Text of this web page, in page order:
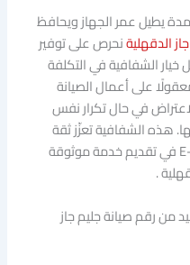
يطيل عمر الجهاز ويحافظ
الدقهليةنحرص على توفير
الشفافية في التكلفة
على أعمال الصيانة
في حال تكرار نفس
هذه الشفافية تعزّز ثقة
العملاء وتتماشى مع متطلبات E-E-A-T في تقديم خدمة موثوقة
.
من رقم صيانة جليم جاز